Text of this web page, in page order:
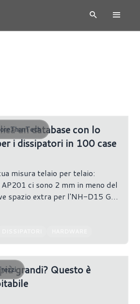
un database con lo
i dissipatori in 100 case
misura telaio per telaio:
ci sono 2 mm in meno del
spazio extra per l'NH-D15 G2
grandi? Questo è